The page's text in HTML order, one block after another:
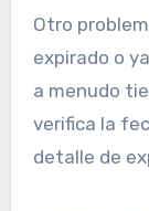
Otro
expirado o
a menudo
verifica la
detalle de